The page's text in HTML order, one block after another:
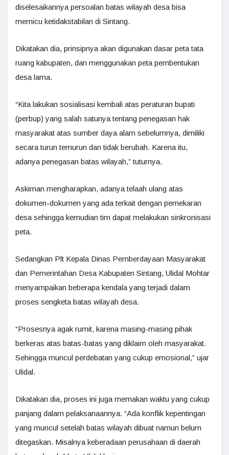
diselesaikannya persoalan batas wilayah desa bisa
memicu ketidakstabilan di Sintang.
Dikatakan dia, prinsipnya akan digunakan dasar peta tata
ruang kabupaten, dan menggunakan peta pembentukan
desa lama.
“Kita lakukan sosialisasi kembali atas peraturan bupati
(perbup) yang salah satunya tentang penegasan hak
masyarakat atas sumber daya alam sebelumnya, dimiliki
secara turun temurun dan tidak berubah. Karena itu,
adanya penegasan batas wilayah,” tuturnya.
Askiman mengharapkan, adanya telaah ulang atas
dokumen-dokumen yang ada terkait dengan pemekaran
desa sehingga kemudian tim dapat melakukan sinkronisasi
peta.
Sedangkan Plt Kepala Dinas Pemberdayaan Masyarakat
dan Pemerintahan Desa Kabupaten Sintang, Ulidal Mohtar
menyampaikan beberapa kendala yang terjadi dalam
proses sengketa batas wilayah desa.
“Prosesnya agak rumit, karena masing-masing pihak
berkeras atas batas-batas yang diklaim oleh masyarakat.
Sehingga muncul perdebatan yang cukup emosional,” ujar
Ulidal.
Dikatakan dia, proses ini juga memakan waktu yang cukup
panjang dalam pelaksanaannya. “Ada konflik kepentingan
yang muncul setelah batas wilayah dibuat namun belum
ditegaskan. Misalnya keberadaan perusahaan di daerah